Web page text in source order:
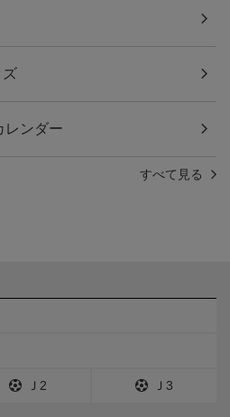
ズ
レンダー
すべて見る
Ｊ2 Ｊ3